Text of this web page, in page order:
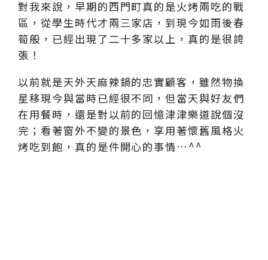
對我來說，早期的西門町真的是火烤兩吃的戰
區，從學生時代才兩三家店，到現今如雨後春
筍般，已經出現了二十多家以上，真的是很誇
張！
以前就是天外天麻辣鍋的忠實顧客，雖然物換
星移現今與當時已經很不同，但當天與好友們
在用餐時，還是對以前的回憶津津樂道說個沒
完；看著窗外不變的景色，享用著懷舊風格火
烤吃到飽，真的是件開心的事情…^^